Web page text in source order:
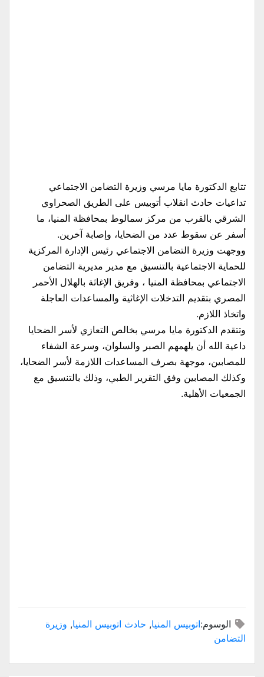
تتابع الدكتورة مايا مرسي وزيرة التضامن الاجتماعي
تداعيات حادث انقلاب أتوبيس على الطريق الصحراوي
الشرقي بالقرب من مركز سمالوط بمحافظة المنيا، ما
أسفر عن سقوط عدد من الضحايا، وإصابة آخرين.
ووجهت وزيرة التضامن الاجتماعي رئيس الإدارة المركزية
للحماية الاجتماعية بالتنسيق مع مدير مديرية التضامن
الاجتماعي بمحافظة المنيا ، وفريق الإغاثة بالهلال الأحمر
المصري بتقديم التدخلات الإغاثية والمساعدات العاجلة
واتخاذ اللازم.
وتتقدم الدكتورة مايا مرسي بخالص التعازي لأسر الضحايا
داعية الله أن يلهمهم الصبر والسلوان، وسرعة الشفاء
للمصابين، موجهة بصرف المساعدات اللازمة لأسر الضحايا،
وكذلك المصابين وفق التقرير الطبي، وذلك بالتنسيق مع
الجمعيات الأهلية.
الوسوم:اتوبيس المنيا, حادث اتوبيس المنيا, وزيرة
التضامن